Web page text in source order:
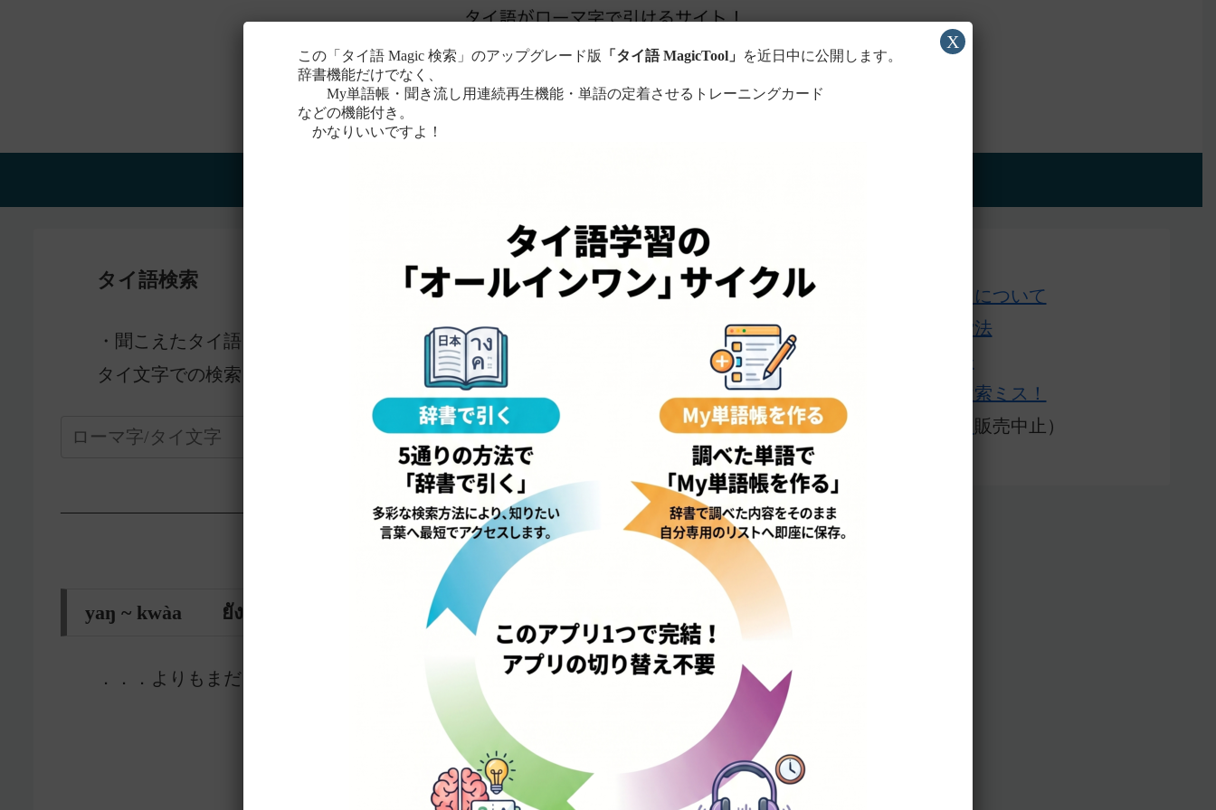
タイ語検索
・聞こえたタイ語を一番近いと
ローマ字に置き換えて検索！
タイ文字での検索も含め、詳しくは
こちら。
—————————————————-
yaŋ ~ kwàa ยัง ~ กว่า
．．．よりもまだ 〜 だ
このサイトについて
単語の検索法
ローマ字表
よくある検索ミス！
販売中止）
この「タイ語 Magic 検索」のアップグレード版 「タイ語 MagicTool」
を近日中に公開します。
辞書機能だけでなく、
My単語帳・聞き流し用連続再生機能・単語の定着させるトレーニングカード
などの機能付き。
かなりいいですよ！
X